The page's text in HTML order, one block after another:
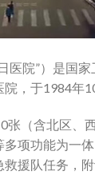
医院”）是国
，于1984年
（含北区、
项功能为一
援队任务，